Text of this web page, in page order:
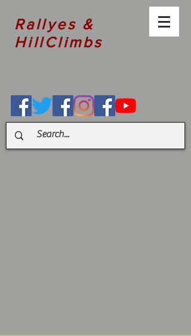
Rallyes &
HillClimbs